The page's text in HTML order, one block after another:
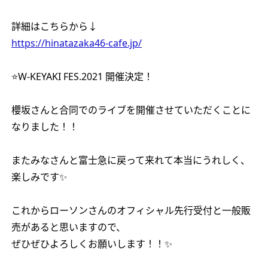
詳細はこちらから↓
https://hinatazaka46-cafe.jp/
⭐️W-KEYAKI FES.2021 開催決定！
櫻坂さんと合同でのライブを開催させていただくことに
なりました！！
またみなさんと富士急に戻って来れて本当にうれしく、
楽しみです✨
これからローソンさんのオフィシャル先行受付と一般販
売があると思いますので、
ぜひぜひよろしくお願いします！！✨